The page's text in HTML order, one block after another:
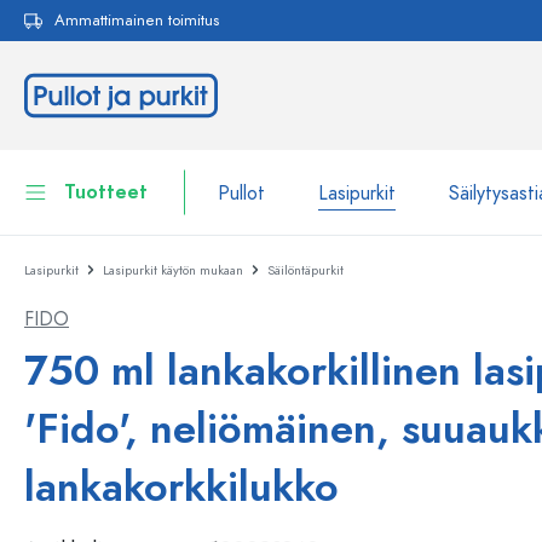
Siirry päänavigointiin
Ammattimainen toimitus
Tuotteet Pullot Lasipurkit
Pullot
Säilytysastiat
Astiat
Kosmetiikka-astiat
Näytä kaikki Pullot
Pullot tuotemerkin mukaan
WECK-Lasipullot
Pullot toiminnon mukaan
Lasipurkit Lasipurkit käytön mukaan Säilöntäpurkit
FIDO
750 ml lankakorkillinen
'Fido', neliömäinen,
lankakorkkilukko